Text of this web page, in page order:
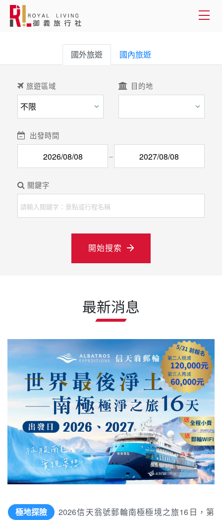
會員登入
國內旅遊
客服專線(02) 2515-1218
國外旅遊 國內旅遊
旅遊區域 目的地
出發時間
關鍵字
開始搜索
最新消息
極地探險
2026信天翁號郵輪南極極境之旅16日，第